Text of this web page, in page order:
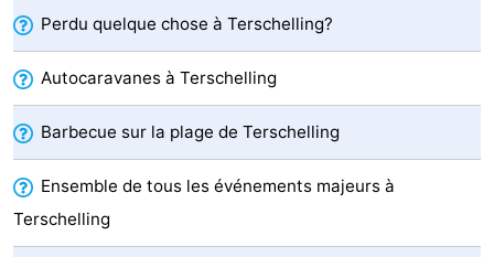
Fermes
-
Terrains
de
jeux
-
Parcours
de
Centres
de
Nature
Perdu quelque chose à Terschelling?
Autocaravanes à Terschelling
Barbecue sur la plage de Terschelling
Ensemble de tous les événements majeurs à
Terschelling